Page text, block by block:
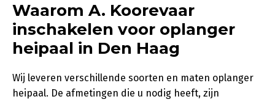
Waarom A. Koorevaar
inschakelen voor oplanger
heipaal in Den Haag
Wij leveren verschillende soorten en maten oplanger
heipaal. De afmetingen die u nodig heeft, zijn